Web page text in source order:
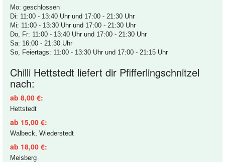
Mo: geschlossen
Di: 11:00 - 13:40 Uhr und 17:00 - 21:30 Uhr
Mi: 11:00 - 13:30 Uhr und 17:00 - 21:30 Uhr
Do, Fr: 11:00 - 13:40 Uhr und 17:00 - 21:30 Uhr
Sa: 16:00 - 21:30 Uhr
So, Feiertags: 11:00 - 13:30 Uhr und 17:00 - 21:15 Uhr
Chilli Hettstedt liefert dir Pfifferlingschnitzel
nach:
ab 8,00 €:
Hettstedt
ab 15,00 €:
Walbeck, Wiederstedt
ab 18,00 €:
Meisberg